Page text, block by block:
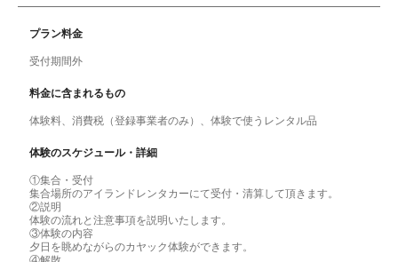
プラン料金
受付期間外
料金に含まれるもの
体験料、消費税（登録事業者のみ）、体験で使うレンタル品
体験のスケジュール・詳細
①集合・受付
集合場所のアイランドレンタカーにて受付・清算して頂きます。
②説明
体験の流れと注意事項を説明いたします。
③体験の内容
夕日を眺めながらのカヤック体験ができます。
④解散